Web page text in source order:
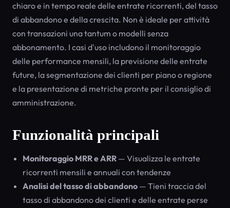
chiaro e in tempo reale delle entrate ricorrenti, del tasso
di abbandono e della crescita. Non è ideale per attività
con transazioni una tantum o modelli senza
abbonamento. I casi d'uso includono il monitoraggio
delle performance mensili, la previsione delle entrate
future, la segmentazione dei clienti per piano o regione
e la presentazione di metriche pronte per il consiglio di
amministrazione.
Funzionalità principali
Monitoraggio MRR e ARR — Visualizza le entrate
ricorrenti mensili e annuali con tendenze
Analisi del tasso di abbandono — Tieni traccia del
tasso di abbandono dei clienti e delle entrate perse